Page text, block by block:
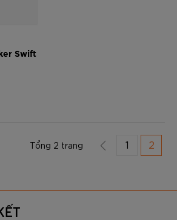
Swift
Tổng 2 trang 1 2